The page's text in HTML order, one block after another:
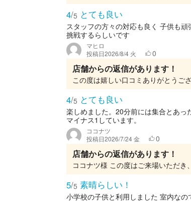
4/5 とても良い
スタッフの方々の対応も良く 子供も
挑戦するらしいです
マヒロ
投稿日2026/8/4 火 0
店舗からの返信があります！
4/5 とても良い
楽しめました。20分前には集合とあ
マイナス1しています。
ココナツ
投稿日2026/7/24 金 0
店舗からの返信があります！
5/5 素晴らしい！
小学校の子供と利用しました 室内な